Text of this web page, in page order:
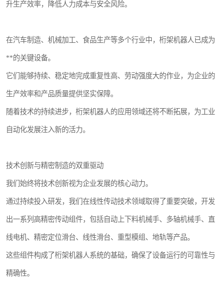
升生产效率，降低人力成本与安全风险。
在汽车制造、机械加工、食品生产等多个行业中，桁架机器人已成为
**的关键设备。
它们能够持续、稳定地完成重复性高、劳动强度大的作业，为企业的
生产效率和产品质量提供坚实保障。
随着技术的持续进步，桁架机器人的应用领域还将不断拓展，为工业
自动化发展注入新的活力。
技术创新与精密制造的双重驱动
我们始终将技术创新视为企业发展的核心动力。
通过持续投入研发，我们在线性传动技术领域取得了重要突破，开发
出一系列高精密传动组件，包括自动上下料机械手、多轴机械手、直
线电机、精密定位滑台、线性滑台、重型模组、地轨等产品。
这些组件构成了桁架机器人系统的基础，确保了设备运行的可靠性与
精确性。